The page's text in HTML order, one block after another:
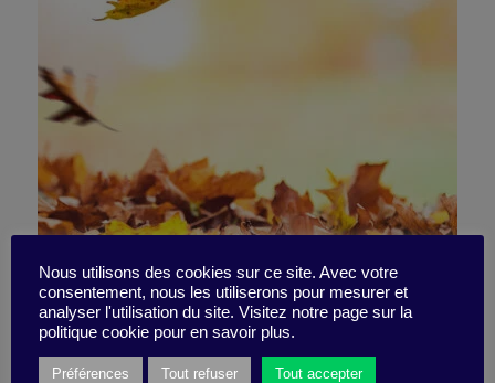
Is degrowth the path to
prosperity?
Nous utilisons des cookies sur ce site. Avec votre
consentement, nous les utiliserons pour mesurer et
analyser l'utilisation du site. Visitez notre page sur la
politique cookie pour en savoir plus.
Préférences Tout refuser Tout accepter